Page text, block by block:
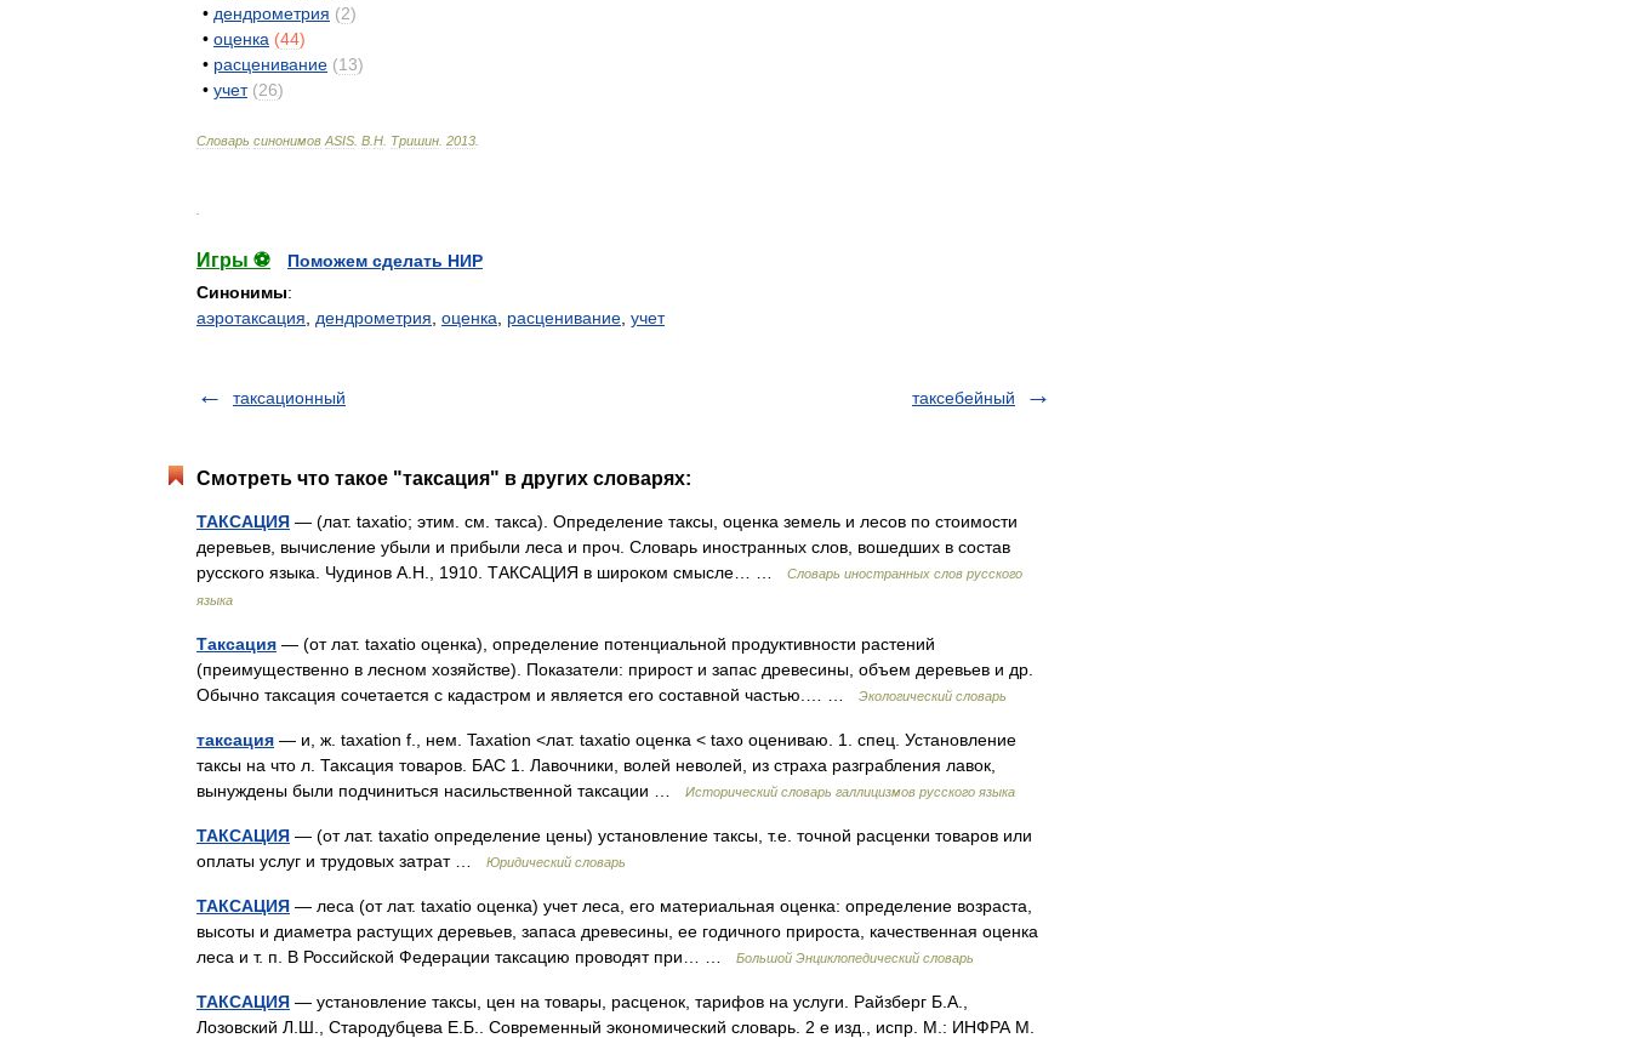
• дендрометрия (2)
• оценка (44)
• расценивание (13)
• учет (26)
Словарь синонимов ASIS В Н Тришин 2013
Игры ⚽
Поможем сделать НИР
Синонимы:
аэротаксация
дендрометрия оценка расценивание учет
таксационный таксебейный
Смотреть что такое "таксация" в других словарях:
ТАКСАЦИЯ — (лат. taxatio; этим. см. такса). Определение таксы, оценка земель и лесов по стоимости
деревьев, вычисление убыли и прибыли леса и проч. Словарь иностранных слов, вошедших в состав
русского языка. Чудинов А.Н., 1910. ТАКСАЦИЯ в широком смысле… …
Словарь иностранных слов русского
языка
Таксация — (от лат. taxatio оценка), определение потенциальной продуктивности растений
(преимущественно в лесном хозяйстве). Показатели: прирост и запас древесины, объем деревьев и др.
Обычно таксация сочетается с кадастром и является его составной частью.… …
Экологический словарь
таксация — и, ж. taxation f., нем. Taxation <лат. taxatio оценка < taxo оцениваю. 1. спец. Установление
таксы на что л. Таксация товаров. БАС 1. Лавочники, волей неволей, из страха разграбления лавок,
вынуждены были подчиниться насильственной таксации …
Исторический словарь галлицизмов русского языка
ТАКСАЦИЯ — (от лат. taxatio определение цены) установление таксы, т.е. точной расценки товаров или
оплаты услуг и трудовых затрат …
Юридический словарь
ТАКСАЦИЯ — леса (от лат. taxatio оценка) учет леса, его материальная оценка: определение возраста,
высоты и диаметра растущих деревьев, запаса древесины, ее годичного прироста, качественная оценка
леса и т. п. В Российской Федерации таксацию проводят при… …
Большой Энциклопедический словарь
ТАКСАЦИЯ — установление таксы, цен на товары, расценок, тарифов на услуги. Райзберг Б.А.,
Лозовский Л.Ш., Стародубцева Е.Б.. Современный экономический словарь. 2 е изд., испр. М.: ИНФРА М.